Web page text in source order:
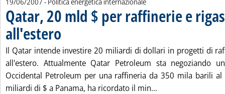
Qatar, 20 mld $ per raffinerie e
all'estero . Pubblicata martedì 19 giugno 2007 alle 15.6.
Il Qatar intende investire 20 miliardi di dollari in progetti di
all'estero. Attualmente Qatar Petroleum sta negoziando
Occidental Petroleum per una raffineria da 350 mila barili
miliardi di $ a Panama, ha ricordato il min...